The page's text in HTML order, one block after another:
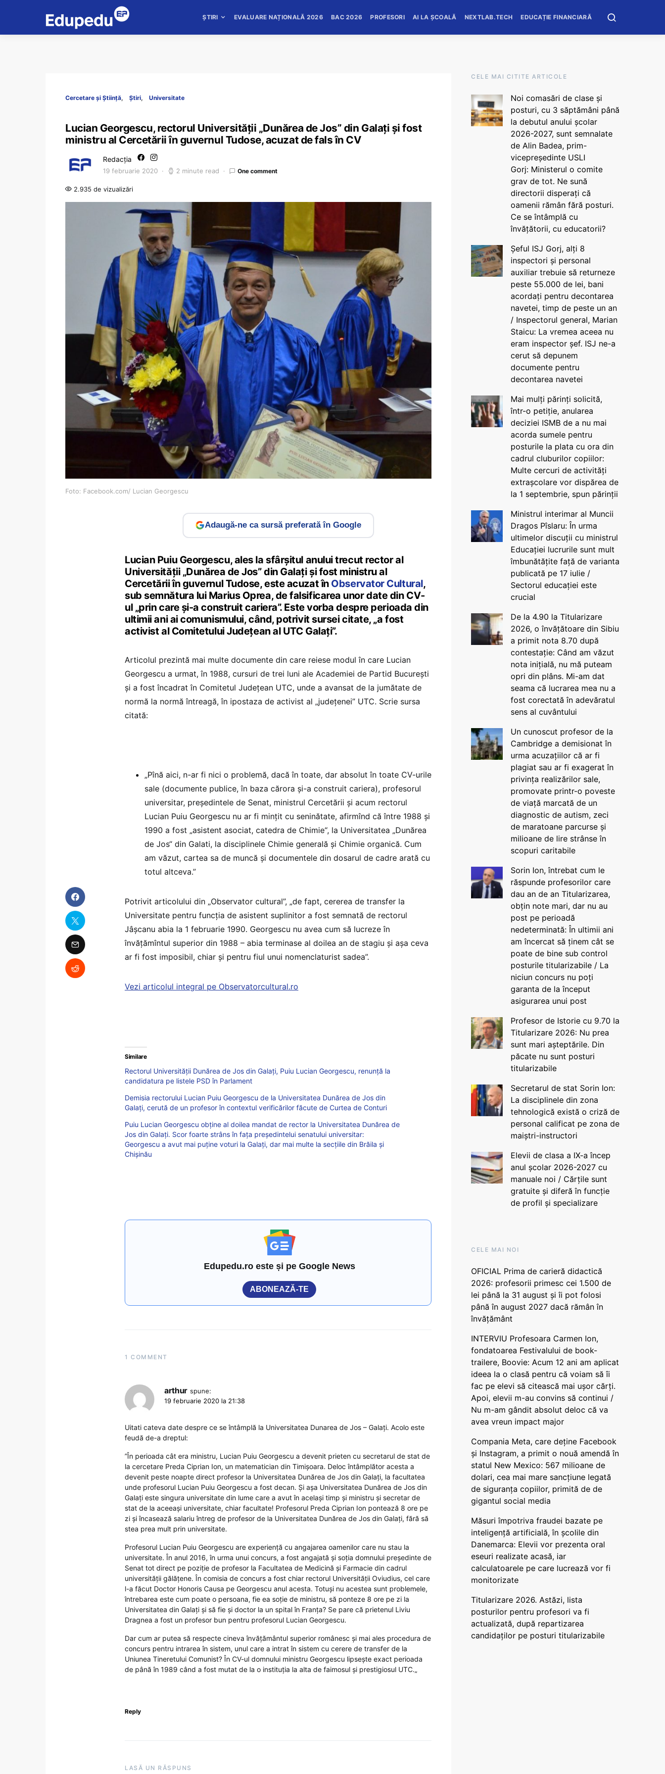
ȘTIRI EVALUARE NAȚIONALĂ 2026 BAC 2026 PROFESORI AI LA ȘCOALĂ NEXTLAB.TECH EDUCAȚIE FINANCIARĂ
Cercetare și Știință Știri Universitate
Lucian Georgescu, rectorul Universității „Dunărea de Jos” din Galați și fost
ministru al Cercetării în guvernul Tudose, acuzat de fals în CV
Redacția
19 februarie 2020 2 minute read One comment
2.935 de vizualizări
Foto: Facebook.com/ Lucian Georgescu
Adaugă-ne ca sursă preferată în Google
Lucian Puiu Georgescu, ales la sfârșitul anului trecut rector al
Universității „Dunărea de Jos” din Galați și fost ministru al
Cercetării în guvernul Tudose, este acuzat în Observator Cultural,
sub semnătura lui Marius Oprea, de falsificarea unor date din CV-
ul „prin care și-a construit cariera”. Este vorba despre perioada din
ultimii ani ai comunismului, când, potrivit sursei citate, „a fost
activist al Comitetului Județean al UTC Galați”.
Articolul prezintă mai multe documente din care reiese modul în care Lucian
Georgescu a urmat, în 1988, cursuri de trei luni ale Academiei de Partid București
și a fost încadrat în Comitetul Județean UTC, unde a avansat de la jumătate de
normă la normă întreagă, în ipostaza de activist al „județenei” UTC. Scrie sursa
citată:
„Pînă aici, n-ar fi nici o problemă, dacă în toate, dar absolut în toate CV-urile
sale (documente publice, în baza cărora și-a construit cariera), profesorul
universitar, președintele de Senat, ministrul Cercetării și acum rectorul
Lucian Puiu Georgescu nu ar fi mințit cu seninătate, afirmînd că între 1988 și
1990 a fost „asistent asociat, catedra de Chimie“, la Universitatea „Dunărea
de Jos“ din Galati, la disciplinele Chimie generală și Chimie organică. Cum
am văzut, cartea sa de muncă și documentele din dosarul de cadre arată cu
totul altceva.”
Potrivit articolului din „Observator cultural”, „de fapt, cererea de transfer la
Universitate pentru funcția de asistent suplinitor a fost semnată de rectorul
Jâșcanu abia la 1 februarie 1990. Georgescu nu avea cum să lucreze în
învățămîntul superior din 1988 – abia terminase al doilea an de stagiu și așa ceva
ar fi fost imposibil, chiar și pentru fiul unui nomenclaturist sadea”.
Vezi articolul integral pe Observatorcultural.ro
Similare
Rectorul Universității Dunărea de Jos din Galați, Puiu Lucian Georgescu, renunță la
candidatura pe listele PSD în Parlament
Demisia rectorului Lucian Puiu Georgescu de la Universitatea Dunărea de Jos din
Galați, cerută de un profesor în contextul verificărilor făcute de Curtea de Conturi
Puiu Lucian Georgescu obține al doilea mandat de rector la Universitatea Dunărea de
Jos din Galați. Scor foarte strâns în fața președintelui senatului universitar:
Georgescu a avut mai puține voturi la Galați, dar mai multe la secțiile din Brăila și
Chișinău
Edupedu.ro este și pe Google News
ABONEAZĂ-TE
1 COMMENT
arthur spune:
19 februarie 2020 la 21:38
Uitati cateva date despre ce se întâmplă la Universitatea Dunarea de Jos – Galați. Acolo este
feudă de-a dreptul:
”În perioada cât era ministru, Lucian Puiu Georgescu a devenit prieten cu secretarul de stat de
la cercetare Preda Ciprian Ion, un matematician din Timișoara. Deloc întâmplător acesta a
devenit peste noapte direct profesor la Universitatea Dunărea de Jos din Galați, la facultatea
unde profesorul Lucian Puiu Georgescu a fost decan. Și așa Universitatea Dunărea de Jos din
Galați este singura universitate din lume care a avut în același timp și ministru și secretar de
stat de la aceeași universitate, chiar facultate! Profesorul Preda Ciprian Ion pontează 8 ore pe
zi și încasează salariu întreg de profesor de la Universitatea Dunărea de Jos din Galați, fără să
stea prea mult prin universitate.
Profesorul Lucian Puiu Georgescu are experiență cu angajarea oamenilor care nu stau la
universitate. În anul 2016, în urma unui concurs, a fost angajată și soția domnului președinte de
Senat tot direct pe poziție de profesor la Facultatea de Medicină și Farmacie din cadrul
universității gălățene. În comisia de concurs a fost chiar rectorul Universității Oviudius, cel care
l-a făcut Doctor Honoris Causa pe Georgescu anul acesta. Totuși nu acestea sunt problemele,
întrebarea este cum poate o persoana, fie ea soție de ministru, să ponteze 8 ore pe zi la
Universitatea din Galați și să fie și doctor la un spital în Franța? Se pare că prietenul Liviu
Dragnea a fost un profesor bun pentru profesorul Lucian Georgescu.
Dar cum ar putea să respecte cineva învățământul superior românesc și mai ales procedura de
concurs pentru intrarea în sistem, unul care a intrat în sistem cu cerere de transfer de la
Uniunea Tineretului Comunist? În CV-ul domnului ministru Georgescu lipsește exact perioada
de până în 1989 când a fost mutat de la o instituția la alta de faimosul și prestigiosul UTC.„
Reply
LASĂ UN RĂSPUNS
CELE MAI CITITE ARTICOLE
Noi comasări de clase și
posturi, cu 3 săptămâni până
la debutul anului școlar
2026-2027, sunt semnalate
de Alin Badea, prim-
vicepreședinte USLI
Gorj: Ministerul o comite
grav de tot. Ne sună
directorii disperați că
oamenii rămân fără posturi.
Ce se întâmplă cu
învățătorii, cu educatorii?
Șeful ISJ Gorj, alți 8
inspectori și personal
auxiliar trebuie să returneze
peste 55.000 de lei, bani
acordați pentru decontarea
navetei, timp de peste un an
/ Inspectorul general, Marian
Staicu: La vremea aceea nu
eram inspector șef. ISJ ne-a
cerut să depunem
documente pentru
decontarea navetei
Mai mulți părinți solicită,
într-o petiție, anularea
deciziei ISMB de a nu mai
acorda sumele pentru
posturile la plata cu ora din
cadrul cluburilor copiilor:
Multe cercuri de activități
extrașcolare vor dispărea de
la 1 septembrie, spun părinții
Ministrul interimar al Muncii
Dragos Pîslaru: În urma
ultimelor discuții cu ministrul
Educației lucrurile sunt mult
îmbunătățite față de varianta
publicată pe 17 iulie /
Sectorul educației este
crucial
De la 4.90 la Titularizare
2026, o învățătoare din Sibiu
a primit nota 8.70 după
contestație: Când am văzut
nota inițială, nu mă puteam
opri din plâns. Mi-am dat
seama că lucrarea mea nu a
fost corectată în adevăratul
sens al cuvântului
Un cunoscut profesor de la
Cambridge a demisionat în
urma acuzațiilor că ar fi
plagiat sau ar fi exagerat în
privința realizărilor sale,
promovate printr-o poveste
de viață marcată de un
diagnostic de autism, zeci
de maratoane parcurse și
milioane de lire strânse în
scopuri caritabile
Sorin Ion, întrebat cum le
răspunde profesorilor care
dau an de an Titularizarea,
obțin note mari, dar nu au
post pe perioadă
nedeterminată: În ultimii ani
am încercat să ținem cât se
poate de bine sub control
posturile titularizabile / La
niciun concurs nu poți
garanta de la început
asigurarea unui post
Profesor de Istorie cu 9.70 la
Titularizare 2026: Nu prea
sunt mari așteptările. Din
păcate nu sunt posturi
titularizabile
Secretarul de stat Sorin Ion:
La disciplinele din zona
tehnologică există o criză de
personal calificat pe zona de
maiștri-instructori
Elevii de clasa a IX-a încep
anul școlar 2026-2027 cu
manuale noi / Cărțile sunt
gratuite și diferă în funcție
de profil și specializare
CELE MAI NOI
OFICIAL Prima de carieră didactică
2026: profesorii primesc cei 1.500 de
lei până la 31 august și îi pot folosi
până în august 2027 dacă rămân în
învățământ
INTERVIU Profesoara Carmen Ion,
fondatoarea Festivalului de book-
trailere, Boovie: Acum 12 ani am aplicat
ideea la o clasă pentru că voiam să îi
fac pe elevi să citească mai ușor cărți.
Apoi, elevii m-au convins să continui /
Nu m-am gândit absolut deloc că va
avea vreun impact major
Compania Meta, care deține Facebook
și Instagram, a primit o nouă amendă în
statul New Mexico: 567 milioane de
dolari, cea mai mare sancțiune legată
de siguranța copiilor, primită de de
gigantul social media
Măsuri împotriva fraudei bazate pe
inteligență artificială, în școlile din
Danemarca: Elevii vor prezenta oral
eseuri realizate acasă, iar
calculatoarele pe care lucrează vor fi
monitorizate
Titularizare 2026. Astăzi, lista
posturilor pentru profesori va fi
actualizată, după repartizarea
candidaților pe posturi titularizabile